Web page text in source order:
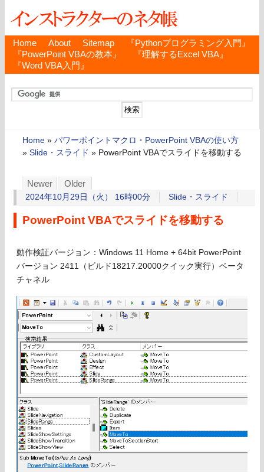
Home About Sitemap
『Pythonプログラミング入門』
『PowerPoint VBAの教本』
『理解するExcel VBA』
『Word VBA入門』
Home » パワーポイントマクロ・PowerPoint VBAの使い方
» Slide・スライド » PowerPoint VBAでスライドを移動する
Newer Older
2024年10月29日（火） 16時00分 Slide・スライド
PowerPoint VBAでスライドを移動する
動作検証バージョン：Windows 11 Home + 64bit PowerPoint
バージョン 2411（ビルド18217.20000クイック実行）ベータ
チャネル